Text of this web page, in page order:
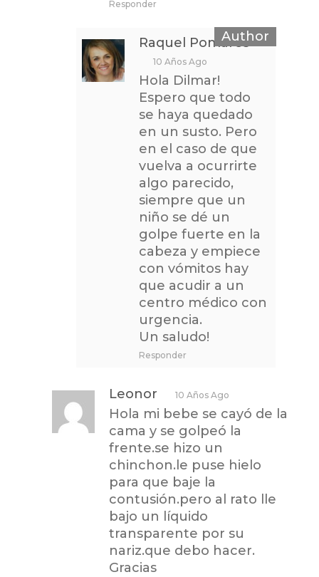
Responder
Raquel Pomares
10 Años Ago
Hola Dilmar!
Espero que todo
se haya quedado
en un susto. Pero
en el caso de que
vuelva a ocurrirte
algo parecido,
siempre que un
niño se dé un
golpe fuerte en la
cabeza y empiece
con vómitos hay
que acudir a un
centro médico con
urgencia.
Un saludo!
Responder
Leonor 10 Años Ago
Hola mi bebe se cayó de la
cama y se golpeó la
frente.se hizo un
chinchon.le puse hielo
para que baje la
contusión.pero al rato lle
bajo un líquido
transparente por su
nariz.que debo hacer.
Gracias